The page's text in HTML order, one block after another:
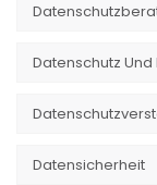
Datenschutz
Datensicherheit